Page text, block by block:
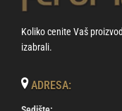
Koliko cenite Vaš
izabrali.
ADRESA: